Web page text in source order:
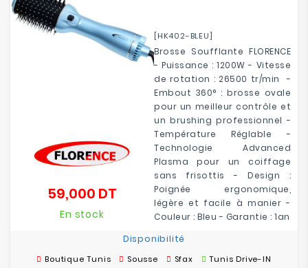
[HK402-BLEU]
Brosse Soufflante FLORENCE
- Puissance : 1200W - Vitesse
de rotation : 26500 tr/min -
Embout 360° : brosse ovale
pour un meilleur contrôle et
un brushing professionnel -
Température Réglable -
Technologie Advanced
Plasma pour un coiffage
sans frisottis - Design :
Poignée ergonomique,
légère et facile à manier -
Couleur : Bleu - Garantie : 1an
59,000 DT
En stock
Disponibilité
Boutique Tunis Sousse Sfax Tunis Drive-IN